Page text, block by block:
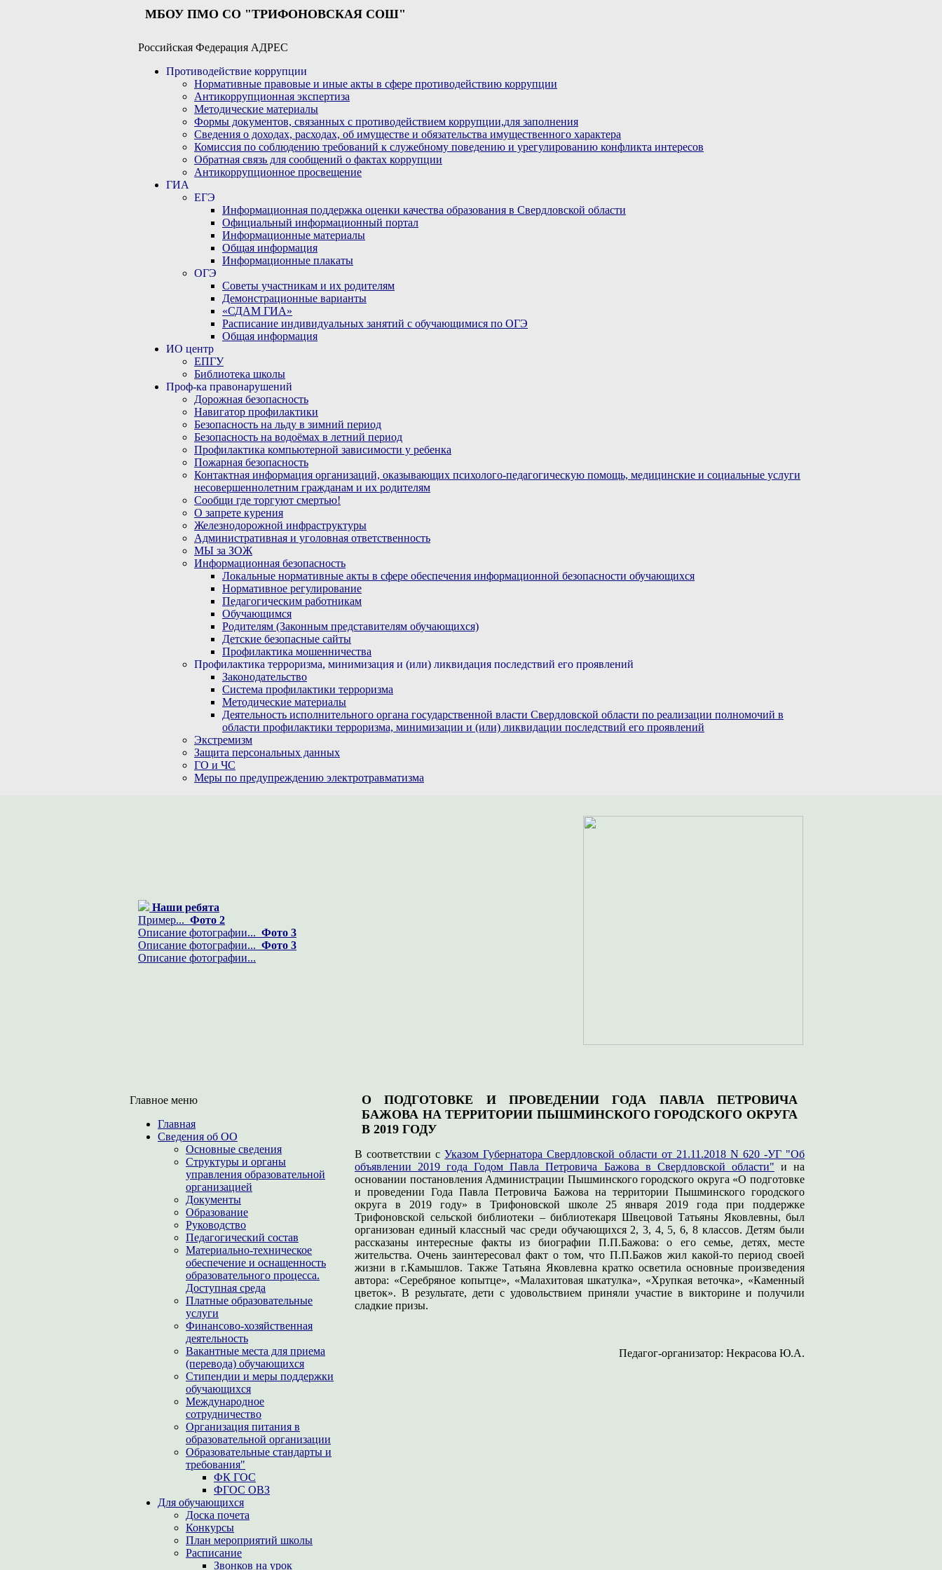
МБОУ ПМО СО "ТРИФОНОВСКАЯ СОШ"
Российская Федерация АДРЕС
Противодействие коррупции
Нормативные правовые и иные акты в сфере противодействию коррупции
Антикоррупционная экспертиза
Методические материалы
Формы документов, связанных с противодействием коррупции,для заполнения
Сведения о доходах, расходах, об имуществе и обязательства имущественного характера
Комиссия по соблюдению требований к служебному поведению и урегулированию конфликта интересов
Обратная связь для сообщений о фактах коррупции
Антикоррупционное просвещение
ГИА
ЕГЭ
Информационная поддержка оценки качества образования в Свердловской области
Официальный информационный портал
Информационные материалы
Общая информация
Информационные плакаты
ОГЭ
Советы участникам и их родителям
Демонстрационные варианты
«СДАМ ГИА»
Расписание индивидуальных занятий с обучающимися по ОГЭ
Общая информация
ИО центр
ЕПГУ
Библиотека школы
Проф-ка правонарушений
Дорожная безопасность
Навигатор профилактики
Безопасность на льду в зимний период
Безопасность на водоёмах в летний период
Профилактика компьютерной зависимости у ребенка
Пожарная безопасность
Контактная информация организаций, оказывающих психолого-педагогическую помощь, медицинские и социальные услуги
несовершеннолетним гражданам и их родителям
Сообщи где торгуют смертью!
О запрете курения
Железнодорожной инфраструктуры
Административная и уголовная ответственность
МЫ за ЗОЖ
Информационная безопасность
Локальные нормативные акты в сфере обеспечения информационной безопасности обучающихся
Нормативное регулирование
Педагогическим работникам
Обучающимся
Родителям (Законным представителям обучающихся)
Детские безопасные сайты
Профилактика мошенничества
Профилактика терроризма, минимизация и (или) ликвидация последствий его проявлений
Законодательство
Система профилактики терроризма
Методические материалы
Деятельность исполнительного органа государственной власти Свердловской области по реализации полномочий в
области профилактики терроризма, минимизации и (или) ликвидации последствий его проявлений
Экстремизм
Защита персональных данных
ГО и ЧС
Меры по предупреждению электротравматизма
Наши ребята
Пример... Фото 2
Описание фотографии... Фото 3
Описание фотографии... Фото 3
Описание фотографии...
Главное меню
Главная
Сведения об ОО
Основные сведения
Структуры и органы
управления образовательной
организацией
Документы
Образование
Руководство
Педагогический состав
Материально-техническое
обеспечение и оснащенность
образовательного процесса.
Доступная среда
Платные образовательные
услуги
Финансово-хозяйственная
деятельность
Вакантные места для приема
(перевода) обучающихся
Стипендии и меры поддержки
обучающихся
Международное
сотрудничество
Организация питания в
образовательной организации
Образовательные стандарты и
требования"
ФК ГОС
ФГОС ОВЗ
Для обучающихся
Доска почета
Конкурсы
План мероприятий школы
Расписание
Звонков на урок
О ПОДГОТОВКЕ И ПРОВЕДЕНИИ ГОДА ПАВЛА ПЕТРОВИЧА
БАЖОВА НА ТЕРРИТОРИИ ПЫШМИНСКОГО ГОРОДСКОГО ОКРУГА
В 2019 ГОДУ
В соответствии сУказом Губернатора Свердловской области от 21.11.2018 N 620 -УГ "Об
объявлении 2019 года Годом Павла Петровича Бажова в Свердловской области" и на
основании постановления Администрации Пышминского городского округа «О подготовке
и проведении Года Павла Петровича Бажова на территории Пышминского городского
округа в 2019 году» в Трифоновской школе 25 января 2019 года при поддержке
Трифоновской сельской библиотеки – библиотекаря Швецовой Татьяны Яковлевны, был
организован единый классный час среди обучающихся 2, 3, 4, 5, 6, 8 классов. Детям были
рассказаны интересные факты из биографии П.П.Бажова: о его семье, детях, месте
жительства. Очень заинтересовал факт о том, что П.П.Бажов жил какой-то период своей
жизни в г.Камышлов. Также Татьяна Яковлевна кратко осветила основные произведения
автора: «Серебряное копытце», «Малахитовая шкатулка», «Хрупкая веточка», «Каменный
цветок». В результате, дети с удовольствием приняли участие в викторине и получили
сладкие призы.
Педагог-организатор: Некрасова Ю.А.